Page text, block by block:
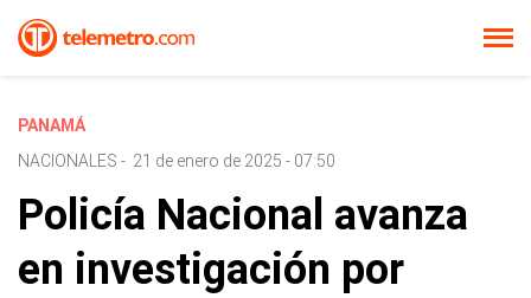
PANAMÁ
NACIONALES - 21 de enero de 2025 - 07:50
Policía Nacional avanza
en investigación por